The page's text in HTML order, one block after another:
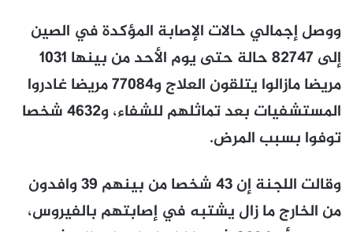
ووصل إجمالي حالات الإصابة المؤكدة في الصين
إلى 82747 حالة حتى يوم الأحد من بينها 1031
مريضا مازالوا يتلقون العلاج و77084 مريضا غادروا
المستشفيات بعد تماثلهم للشفاء، و4632 شخصا
توفوا بسبب المرض.
وقالت اللجنة إن 43 شخصا من بينهم 39 وافدون
من الخارج ما زال يشتبه في إصابتهم بالفيروس،